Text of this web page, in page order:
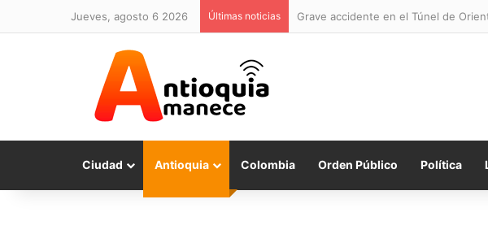
jueves, agosto 6 2026 Últimas noticias Grave accidente en el Túnel de
Ciudad Antioquia Colombia Orden Público Política